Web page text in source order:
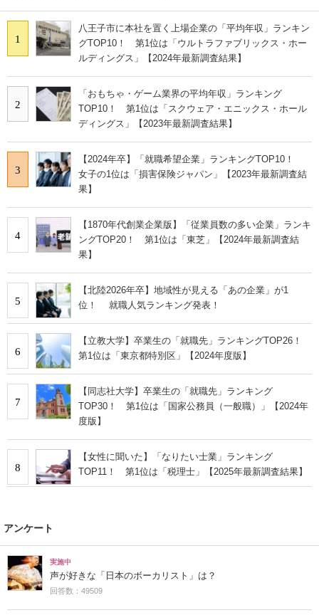
1
八王子市に本社を置く上場企業の「平均年収」ランキン
グTOP10！ 第1位は「ウルトラファブリックス・ホー
ルディングス」【2024年最新調査結果】
2
「おもちゃ・ゲーム業界の平均年収」ランキング
TOP10！ 第1位は「スクウェア・エニックス・ホール
ディングス」【2023年最新調査結果】
3
【2024年卒】「就職希望企業」ランキングTOP10！
女子の1位は「損害保険ジャパン」【2023年最新調査結
果】
4
【1870年代創業企業版】「従業員数の多い企業」ランキ
ングTOP20！ 第1位は「東芝」【2024年最新調査結
果】
5
【北陸2026年卒】地域性が見える「あの企業」が1
位！ 就職人気ランキング発表！
6
【立教大学】卒業生の「就職先」ランキングTOP26！
第1位は「東京都特別区」【2024年度版】
7
【同志社大学】卒業生の「就職先」ランキング
TOP30！ 第1位は「国家公務員（一般職）」【2024年
度版】
8
【女性に聞いた】「なりたい士業」ランキング
TOP11！ 第1位は「税理士」【2025年最新調査結果】
アンケート
実施中
声が好きな「日本のボーカリスト」は？
回答数：49509